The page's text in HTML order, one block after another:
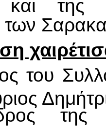
και της
των
του
της